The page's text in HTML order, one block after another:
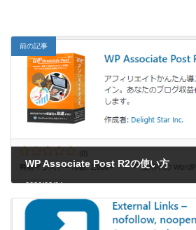
前の記事
WP Associate Post R2の使い方
2020/03/04